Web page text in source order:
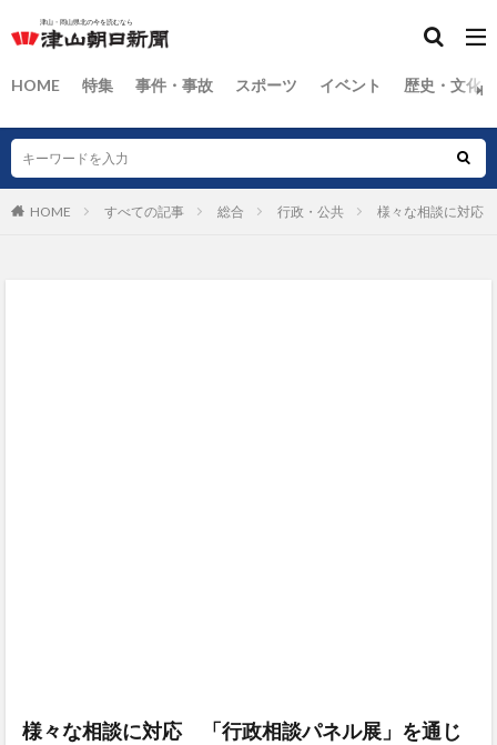
HOME 特集 事件・事故 スポーツ イベント 歴史・文化
HOME すべての記事 総合 行政・公共 様々な相談に対応
様々な相談に対応 「行政相談パネル展」を通じ